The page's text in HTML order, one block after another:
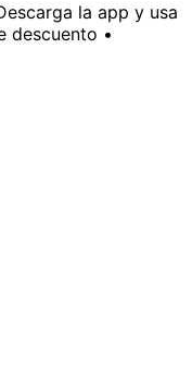
la app y usa
descuento •